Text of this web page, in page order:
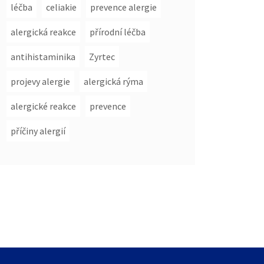
léčba celiakie prevence alergie
alergická reakce přírodní léčba
antihistaminika Zyrtec
projevy alergie alergická rýma
alergické reakce prevence
příčiny alergií